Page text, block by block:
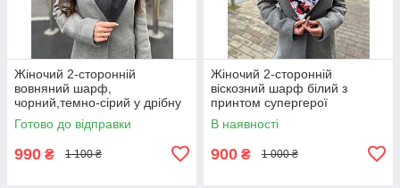
Жіночий 2-сторонній
вовняний шарф,
чорний,темно-сірий у дрібну
смужку "Единбург", на
ґудзику, від My scarf снуд,
Готово до відправки
990 ₴ 1 100 ₴
Жіночий 2-сторонній
віскозний шарф білий з
принтом супергерої
"Единбург", на кільцях від My
scarf
В наявності
900 ₴ 1 000 ₴